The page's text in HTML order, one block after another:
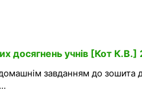
досягнень учнів [Кот К.В.]
завданням до зошита